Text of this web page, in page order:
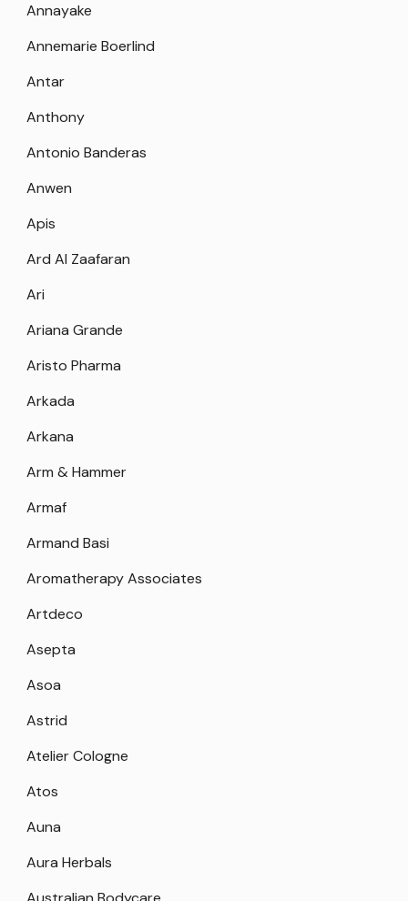
Annayake
Annemarie Boerlind
Antar
Anthony
Antonio Banderas
Anwen
Apis
Ard Al Zaafaran
Ari
Ariana Grande
Aristo Pharma
Arkada
Arkana
Arm & Hammer
Armaf
Armand Basi
Aromatherapy Associates
Artdeco
Asepta
Asoa
Astrid
Atelier Cologne
Atos
Auna
Aura Herbals